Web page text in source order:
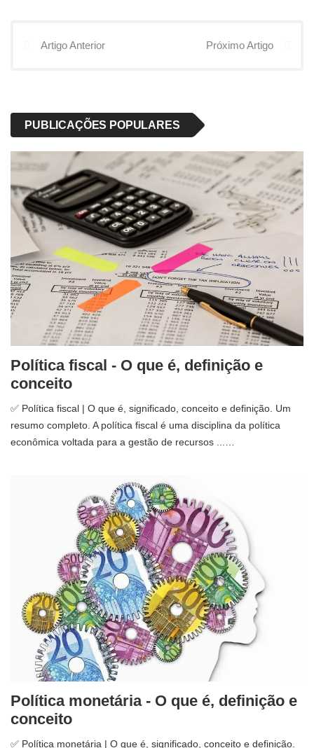
Artigo Anterior Próximo Artigo
PUBLICAÇÕES POPULARES
Política fiscal - O que é, definição e
conceito
✅ Política fiscal | O que é, significado, conceito e definição. Um
resumo completo. A política fiscal é uma disciplina da política
econômica voltada para a gestão de recursos ...…
Política monetária - O que é, definição e
conceito
✅ Política monetária | O que é, significado, conceito e definição.